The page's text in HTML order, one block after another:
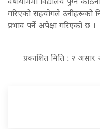
गरिएको सहयोगले उनीहरूको
प्रभाव पर्ने अपेक्षा गरिएको छ ।
प्रकाशित मिति : २